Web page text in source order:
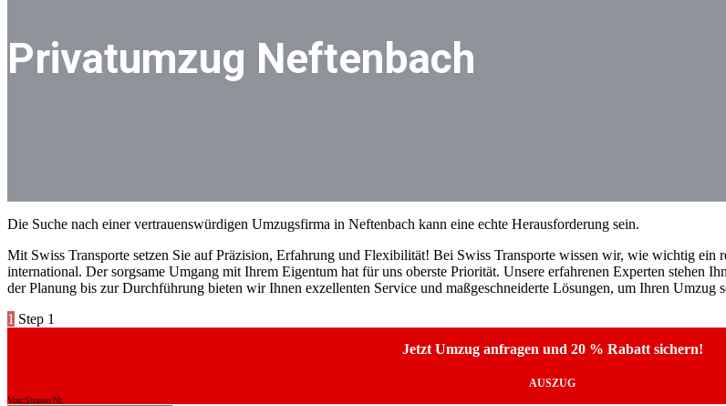
Privatumzug Neftenbach
Die Suche nach einer vertrauenswürdigen Umzugsfirma in Neftenbach kann eine echte Herausforderung sein.
Mit Swiss Transporte setzen Sie auf Präzision, Erfahrung und Flexibilität! Bei Swiss Transporte wissen wir, wie wichtig ein
international. Der sorgsame Umgang mit Ihrem Eigentum hat für uns oberste Priorität. Unsere erfahrenen Experten stehen
der Planung bis zur Durchführung bieten wir Ihnen exzellenten Service und maßgeschneiderte Lösungen, um Ihren Umzug
1 Step 1
Jetzt Umzug anfragen und 20 % Rabatt sichern!
AUSZUG
Von:Strasse/Nr.